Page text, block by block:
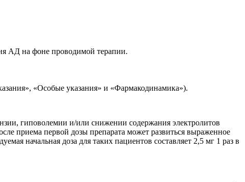
АД на фоне проводимой терапии.
«Особые указания» и «Фармакодинамика»).
гиповолемии и/или снижении содержания электролитов
приема первой дозы препарата может развиться выраженное
начальная доза для таких пациентов составляет 2,5 мг 1 раз в